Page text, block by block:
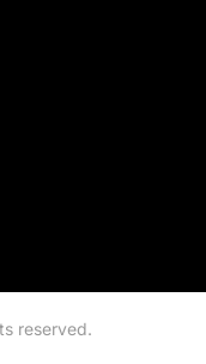
reserved.